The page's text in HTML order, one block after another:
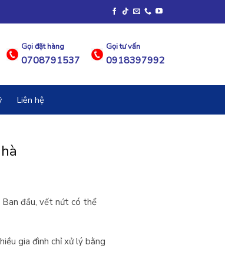
Gọi đặt hàng
0708791537
Gọi tư vấn
0918397992
Liên hệ
Ban đầu, vết nứt có thể
gia đình chỉ xử lý bằng